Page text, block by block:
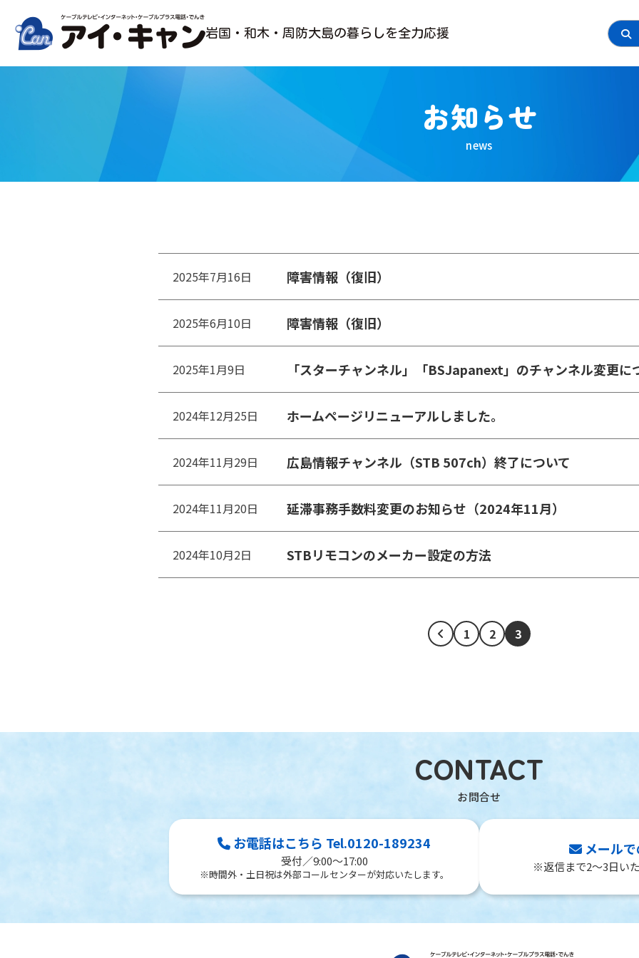
content
岩国・和木・周防大島の暮らしを全力応援
お知らせ
障害情報（復旧）
2025年7月16日
障害情報（復旧）
2025年6月10日
「スターチャンネル」「BSJapanext」のチャンネル変更に
2025年1月9日
ホームページリニューアルしました。
2024年12月25日
広島情報チャンネル（STB 507ch）終了について
2024年11月29日
延滞事務手数料変更のお知らせ（2024年11月）
2024年11月20日
STBリモコンのメーカー設定の方法
2024年10月2日
1 2 3
CONTACT
お電話はこちら Tel.0120-189234
受付／9:00～17:00
※時間外・土日祝は外部コールセンターが対応いたします。
メール
※返信まで2～3日い